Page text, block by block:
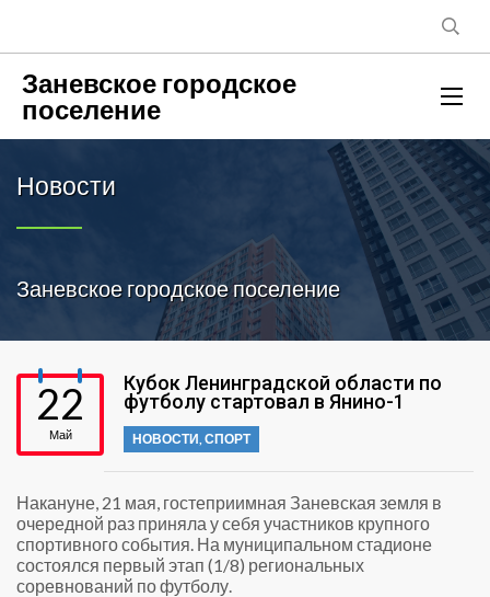
Заневское городское
поселение
Новости
Заневское городское поселение
22
Май
Кубок Ленинградской области по
футболу стартовал в Янино-1
НОВОСТИ,СПОРТ
Накануне, 21 мая, гостеприимная Заневская земля в
очередной раз приняла у себя участников крупного
спортивного события. На муниципальном стадионе
состоялся первый этап (1/8) региональных
соревнований по футболу.